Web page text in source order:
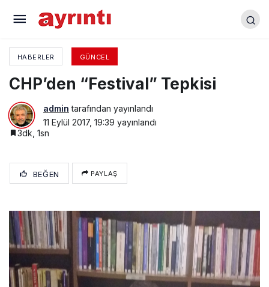
HABERLER GÜNCEL
CHP’den “Festival” Tepkisi
admin tarafından yayınlandı
11 Eylül 2017, 19:39 yayınlandı
3dk, 1sn
BEĞEN PAYLAŞ
İşgalden Kurtuluşun 95. Yılını Kutladık